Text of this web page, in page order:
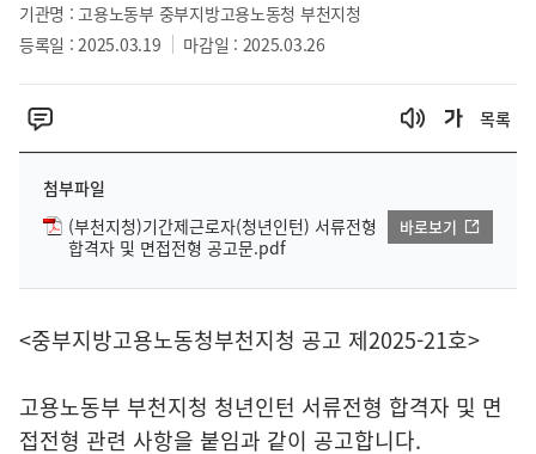
기관명 : 고용노동부 중부지방고용노동청 부천지청
등록일 : 2025.03.19
마감일 : 2025.03.26
목록
첨부파일
(부천지청)기간제근로자(청년인턴) 서류전형
합격자 및 면접전형 공고문.pdf
바로보기
<중부지방고용노동청부천지청 공고 제2025-21호>
고용노동부 부천지청 청년인턴 서류전형 합격자 및 면
접전형 관련 사항을 붙임과 같이 공고합니다.